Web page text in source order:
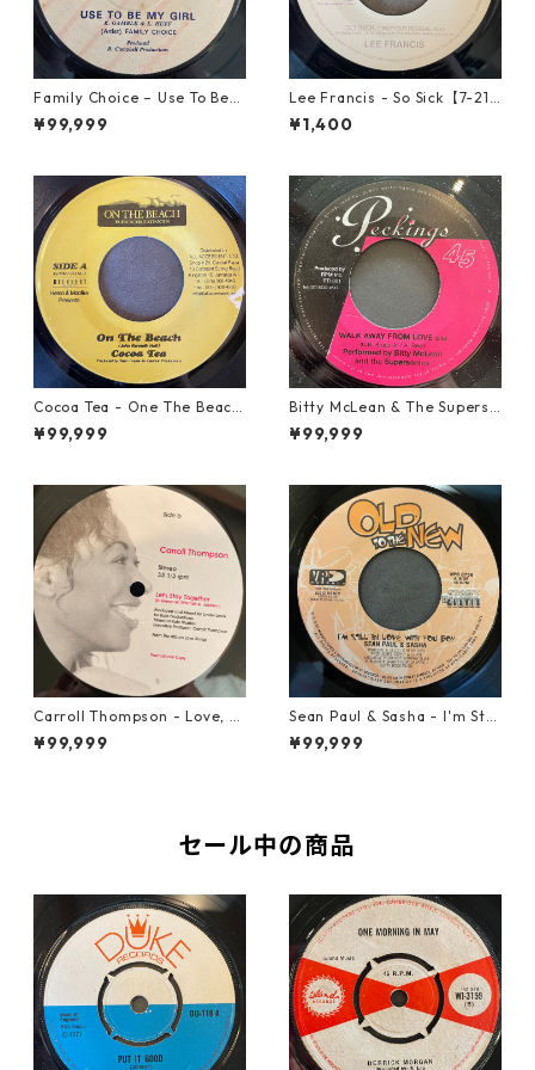
Family Choice – Use To Be
My Girl【7-22004】
¥99,999
Lee Francis - So Sick【7-219
25】
¥1,400
Cocoa Tea - One The Beach
【7-21919】
¥99,999
Bitty McLean & The Superso
nics - Walk Away From Love
【7-21989】
¥99,999
Carroll Thompson - Love, N
eed And Want You【12-2198
3】
¥99,999
Sean Paul & Sasha - I'm Still
In Love With You Boy【7-218
78】
¥99,999
セール中の商品